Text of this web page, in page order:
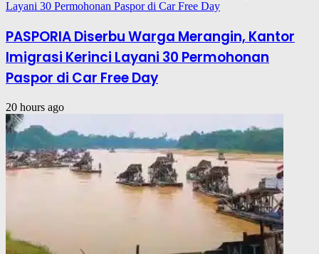
PASPORIA Diserbu Warga Merangin, Kantor
Imigrasi Kerinci Layani 30 Permohonan
Paspor di Car Free Day
20 hours ago